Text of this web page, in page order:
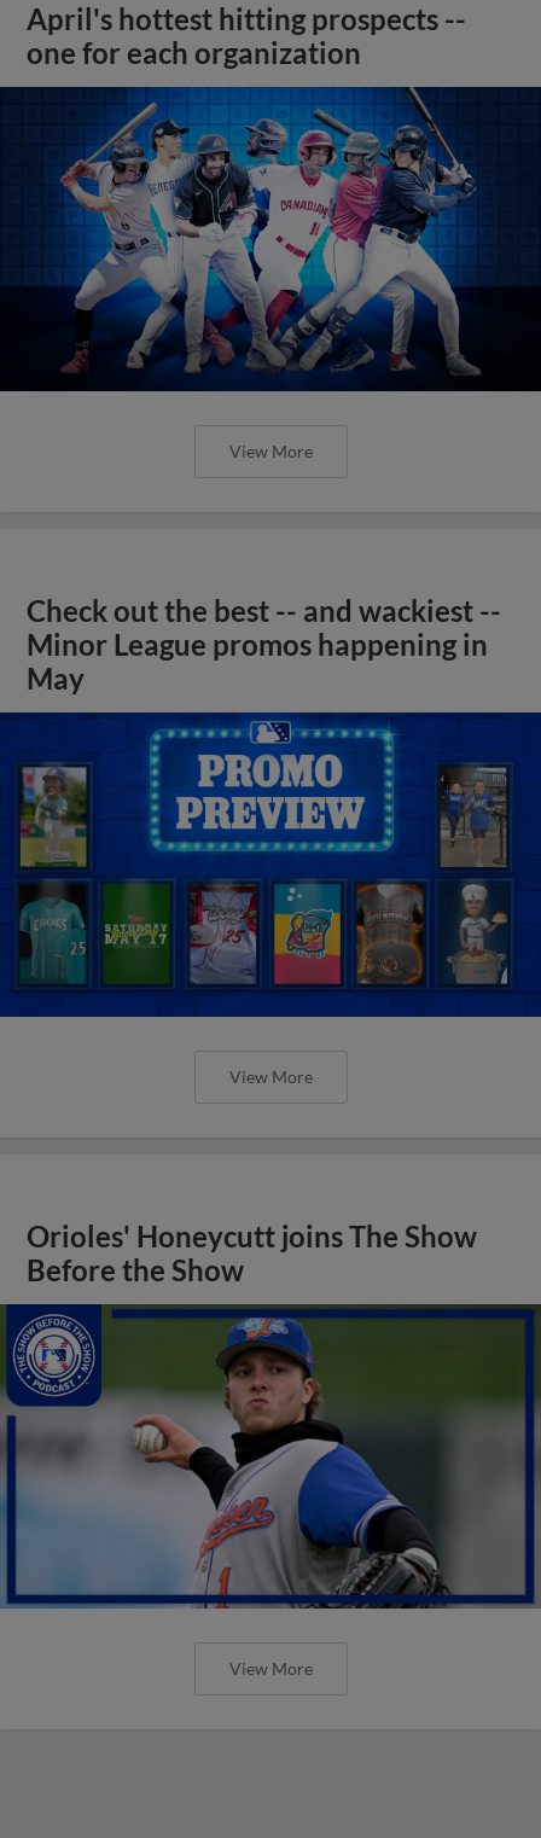
April's hottest hitting prospects --
one for each organization
View More
Check out the best -- and wackiest --
Minor League promos happening in
May
View More
Orioles' Honeycutt joins The Show
Before the Show
View More